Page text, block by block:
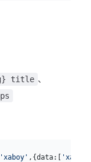
title 、
'xaboy' ,{data:[ 'xaboy'